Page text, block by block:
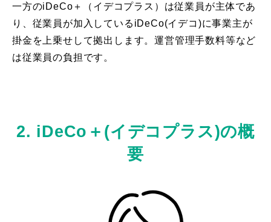
一方のiDeCo＋（イデコプラス）は従業員が主体であ
り、従業員が加入しているiDeCo(イデコ)に事業主が
掛金を上乗せして拠出します。運営管理手数料等など
は従業員の負担です。
2. iDeCo＋(イデコプラス)の概
要